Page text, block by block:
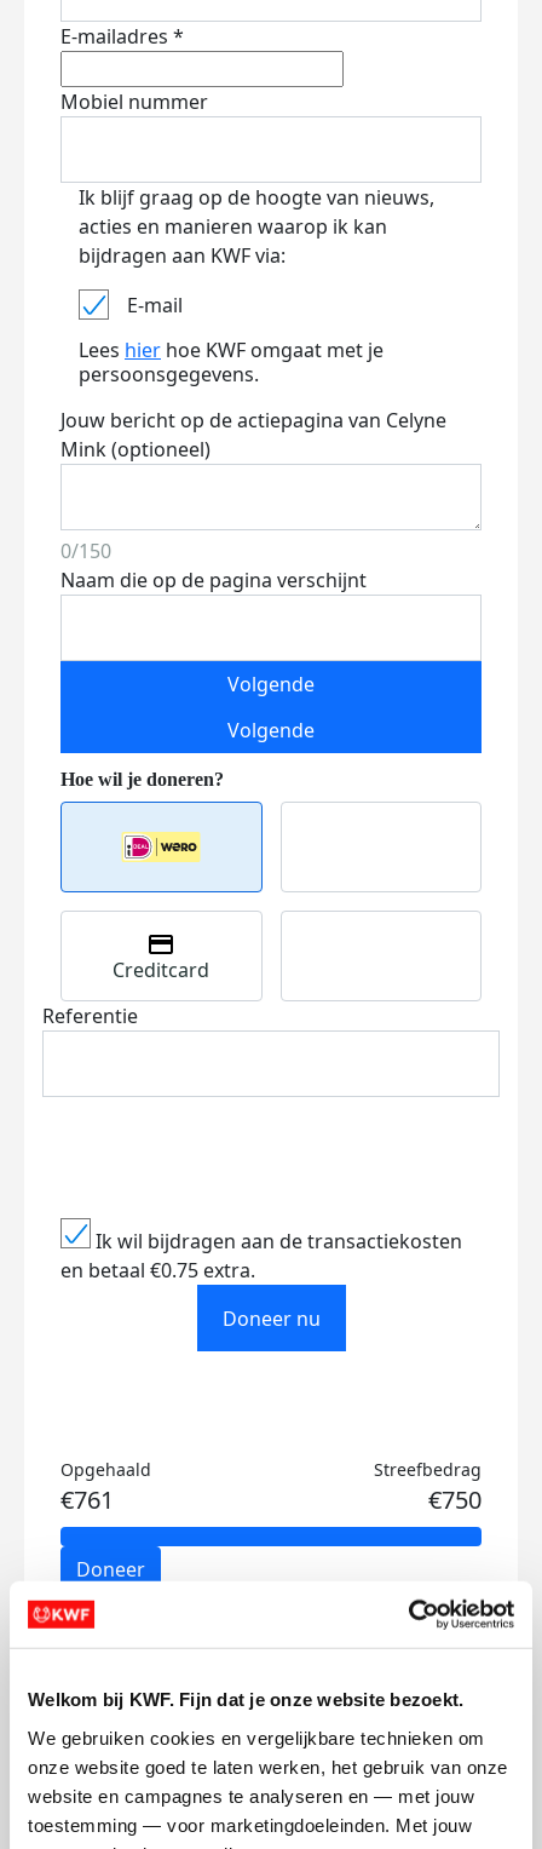
Welkom bij KWF. Fijn dat je onze website bezoekt.
We gebruiken cookies en vergelijkbare technieken om
onze website goed te laten werken, het gebruik van onze
website en campagnes te analyseren en — met jouw
toestemming — voor marketingdoeleinden. Met jouw
E-mailadres *
Mobiel nummer
Ik blijf graag op de hoogte van nieuws,
acties en manieren waarop ik kan
bijdragen aan KWF via:
E-mail
Lees hier hoe KWF omgaat met je
persoonsgegevens.
Jouw bericht op de actiepagina van Celyne
Mink (optioneel)
0/150
Naam die op de pagina verschijnt
Volgende
Volgende
Creditcard
Referentie
Ik wil bijdragen aan de transactiekosten
en betaal €0.75 extra.
Doneer nu
Opgehaald
€761
Streefbedrag
€750
Doneer
Celyne's badges